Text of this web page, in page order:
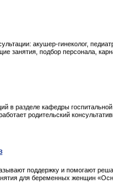
акушер-гинеколог,
занятия, подбор персонала,
в разделе кафедры
родительский
поддержку и помогают
для беременных женщин